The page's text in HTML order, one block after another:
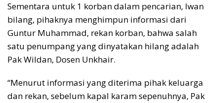
Sementara untuk 1 korban dalam pencarian, Iwan
bilang, pihaknya menghimpun informasi dari
Guntur Muhammad, rekan korban, bahwa salah
satu penumpang yang dinyatakan hilang adalah
Pak Wildan, Dosen Unkhair.
“Menurut informasi yang diterima pihak keluarga
dan rekan, sebelum kapal karam sepenuhnya, Pak